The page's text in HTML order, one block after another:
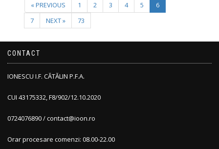
« PREVIOUS 1 2 3 4 5
6
7
NEXT » 73
CONTACT
IONESCU I.F. CĂTĂLIN P.F.A.
CUI 43175332, F8/902/12.10.2020
0724076890 / contact@ioon.ro
Orar procesare comenzi: 08.00-22.00